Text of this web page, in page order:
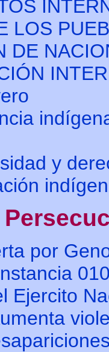
LOS
DE
y
por
Ejercito